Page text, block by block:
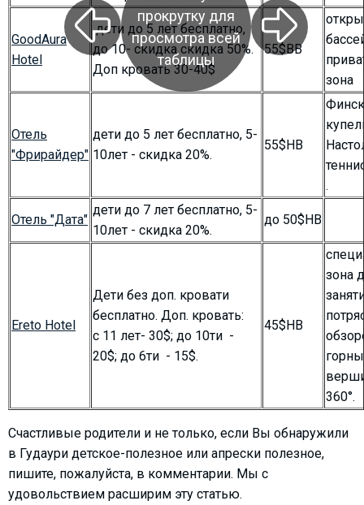
GoodAura
Hotel
дети до 5 лет бесплатно,
до 10- скидка скидка 50%.
Доп кровать 30-40$
55$BB
зона
Отель
"Фрирайдер"
дети до 5 лет бесплатно, 5-
10лет - скидка 20%.
55$HB
.
Отель "Дата"
дети до 7 лет бесплатно, 5-
10лет - скидка 20%.
до 50$HB
Ereto Hotel
Дети без доп. кровати
бесплатно. Доп. кровать:
c 11 лет- 30$; до 10ти -
20$; до 6ти - 15$.
45$HB
зона
360°.
прокрутку для
просмотра всей
таблицы
Счастливые родители и не только, если Вы обнаружили
в Гудаури детское-полезное или апрески полезное,
пишите, пожалуйста, в комментарии. Мы с
удовольствием расширим эту статью.